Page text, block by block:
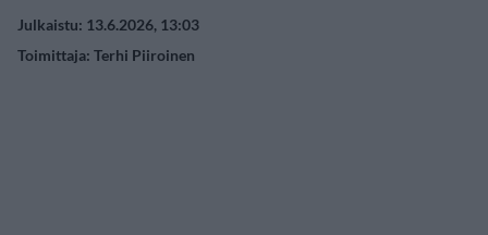
Julkaistu: 13.6.2026, 13:03
Toimittaja: Terhi Piiroinen